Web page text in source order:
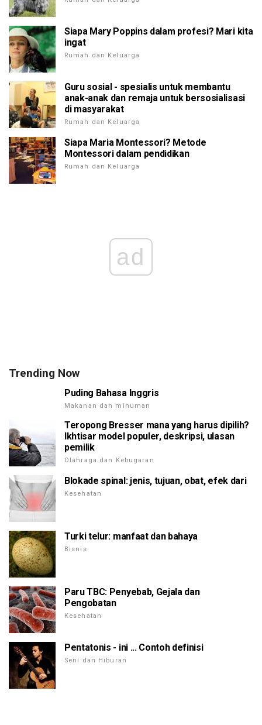
Siapa Mary Poppins dalam profesi? Mari kita
ingat
Rumah dan Keluarga
Guru sosial - spesialis untuk membantu
anak-anak dan remaja untuk bersosialisasi
di masyarakat
Rumah dan Keluarga
Siapa Maria Montessori? Metode
Montessori dalam pendidikan
Rumah dan Keluarga
ad
Trending Now
Puding Bahasa Inggris
Makanan dan minuman
Teropong Bresser mana yang harus dipilih?
Ikhtisar model populer, deskripsi, ulasan
pemilik
Olahraga dan Kebugaran
Blokade spinal: jenis, tujuan, obat, efek dari
Kesehatan
Turki telur: manfaat dan bahaya
Bisnis
Paru TBC: Penyebab, Gejala dan
Pengobatan
Kesehatan
Pentatonis - ini ... Contoh definisi
Seni dan Hiburan